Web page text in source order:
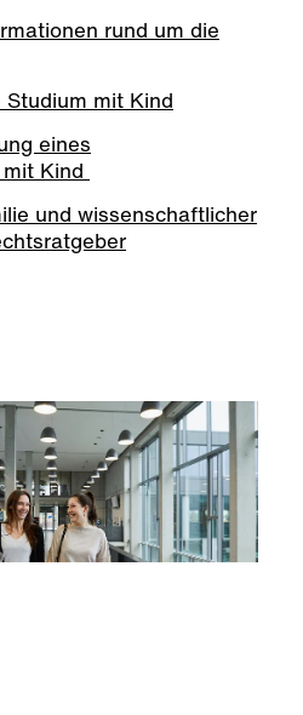
rund um die
mit Kind
eines
Kind
und wissenschaftlicher